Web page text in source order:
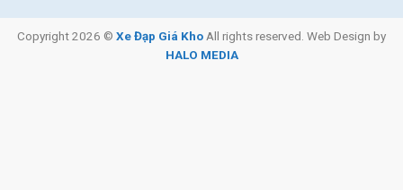
Copyright 2026 © Xe Đạp Giá Kho All rights reserved. Web Design by
HALO MEDIA